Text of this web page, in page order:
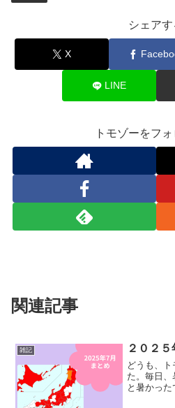
シェアす
X
LINE
トモゾーをフ
関連記事
雑記 ２０２
どうも、
た。毎日、
と暑かっ